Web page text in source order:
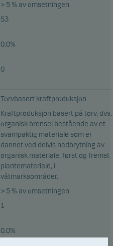
> 5 % av omsetningen
53
0.0%
0
Torvbasert kraftproduksjon
Kraftproduksjon basert på torv, dvs.
organisk brensel bestående av et
svampaktig materiale som er
dannet ved delvis nedbrytning av
organisk materiale, først og fremst
plantemateriale, i
våtmarksområder.
> 5 % av omsetningen
1
0.0%